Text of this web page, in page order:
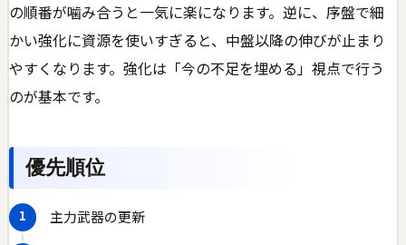
の順番が噛み合うと一気に楽になります。逆に、序盤で細
かい強化に資源を使いすぎると、中盤以降の伸びが止まり
やすくなります。強化は「今の不足を埋める」視点で行う
のが基本です。
優先順位
主力武器の更新